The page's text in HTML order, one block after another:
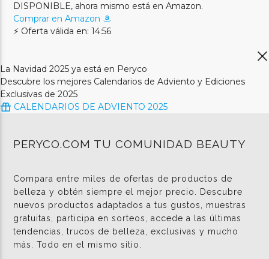
DISPONIBLE, ahora mismo está en Amazon.
Comprar en Amazon
⚡ Oferta válida en: 14:56
La Navidad 2025 ya está en Peryco
Descubre los mejores Calendarios de Adviento y Ediciones
Exclusivas de 2025
CALENDARIOS DE ADVIENTO 2025
PERYCO.COM TU COMUNIDAD BEAUTY
Compara entre miles de ofertas de productos de
belleza y obtén siempre el mejor precio. Descubre
nuevos productos adaptados a tus gustos, muestras
gratuitas, participa en sorteos, accede a las últimas
tendencias, trucos de belleza, exclusivas y mucho
más. Todo en el mismo sitio.